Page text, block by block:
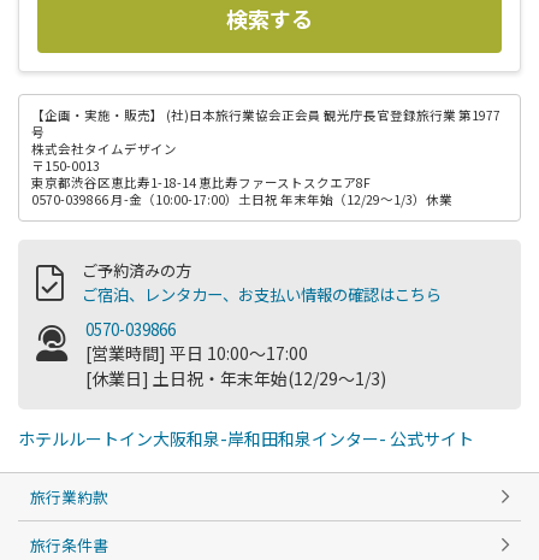
検索する
【企画・実施・販売】
(社)日本旅行業協会正会員 観光庁長官登録旅行業 第1977
号
株式会社タイムデザイン
〒150-0013
東京都渋谷区恵比寿1-18-14 恵比寿ファーストスクエア8F
0570-039866 月-金（10:00-17:00）土日祝 年末年始（12/29～1/3）休業
ご予約済みの方
ご宿泊、レンタカー、お支払い情報の確認はこちら
0570-039866
[営業時間] 平日 10:00～17:00
[休業日] 土日祝・年末年始(12/29～1/3)
ホテルルートイン大阪和泉-岸和田和泉インター- 公式サイト
旅行業約款
旅行条件書